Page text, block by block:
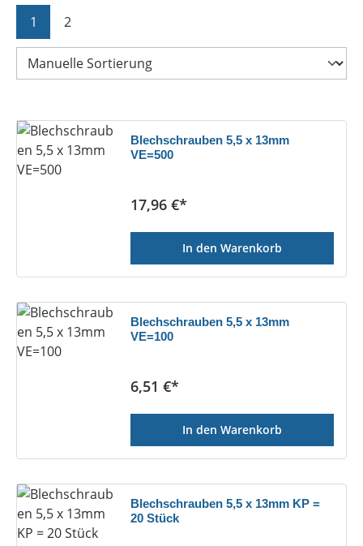
Seite
1 Seite
2
Blechschrauben 5,5 x 13mm
VE=500
Regulärer Preis:
17,96 €*
In den Warenkorb
Blechschrauben 5,5 x 13mm
VE=100
Regulärer Preis:
6,51 €*
In den Warenkorb
Blechschrauben 5,5 x 13mm KP =
20 Stück